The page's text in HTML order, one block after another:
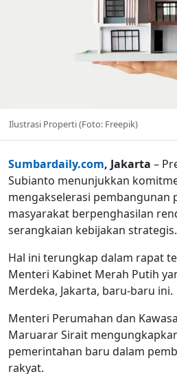
Ilustrasi Properti (Foto: Freepik)
Sumbardaily.com, Jakarta –
Subianto menunjukkan
mengakselerasi pembangunan
masyarakat berpenghasilan
serangkaian kebijakan strategis.
Hal ini terungkap dalam rapat
Menteri Kabinet Merah Putih
Merdeka, Jakarta, baru-baru ini.
Menteri Perumahan dan
Maruarar Sirait
pemerintahan baru dalam
rakyat.